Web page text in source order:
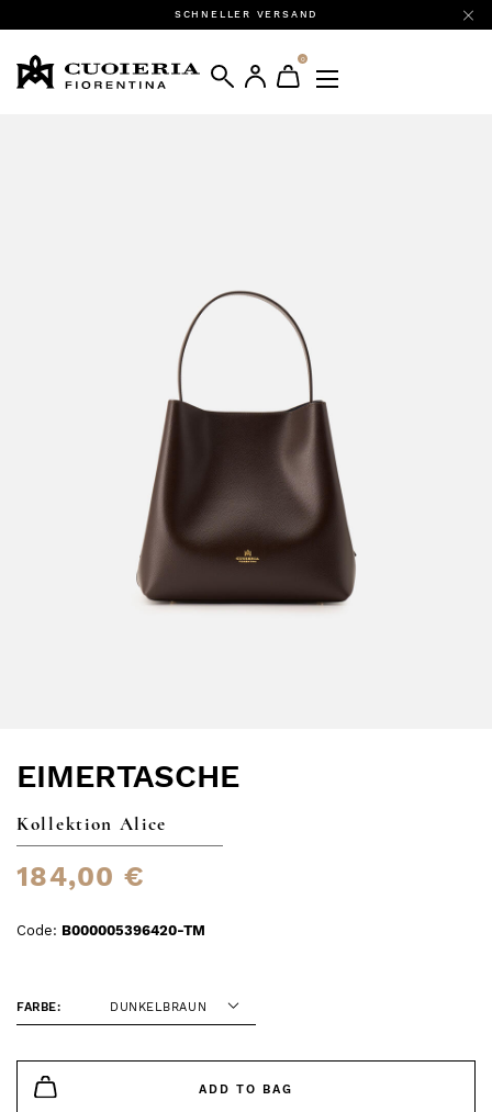
SCHNELLER VERSAND
0
EIMERTASCHE
Kollektion Alice
184,00 €
Code: B000005396420-TM
FARBE: DUNKELBRAUN
ADD TO BAG